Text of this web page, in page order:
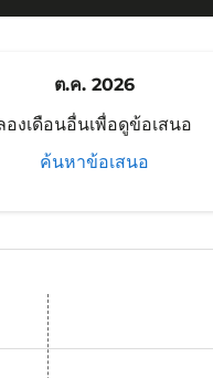
ต.ค. 2026
องเดือนอื่นเพื่อดูข้อเสนอ
ค้นหาข้อเสนอ
ข้อเสนอ
นหาข้อเสนอ
ค้นหาข้อเสนอ
ค้นหาข้อเสนอ
disclaimer. ค้นหาข้อเสนอ
offers-disclaimer. ค้นหาข้อ
offers-disclaimer. ค้น
view-offers-
cmp-view-offers-
cmp-view-offers-
VIE–KUA: cmp-view-